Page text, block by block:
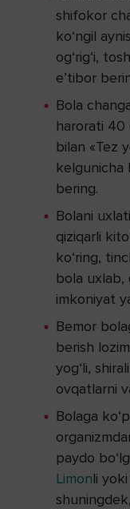
shifokor
ko‘ngil
og‘rig‘i,
e’tibor
Bola
harorati 40
bilan «Tez
kelgunicha
bering.
Bolani
qiziqarli
ko‘ring,
bola uxlab,
imkoniyat
Bemor
berish
yog‘li,
ovqatlarni
Bolaga
paydo
Limonli